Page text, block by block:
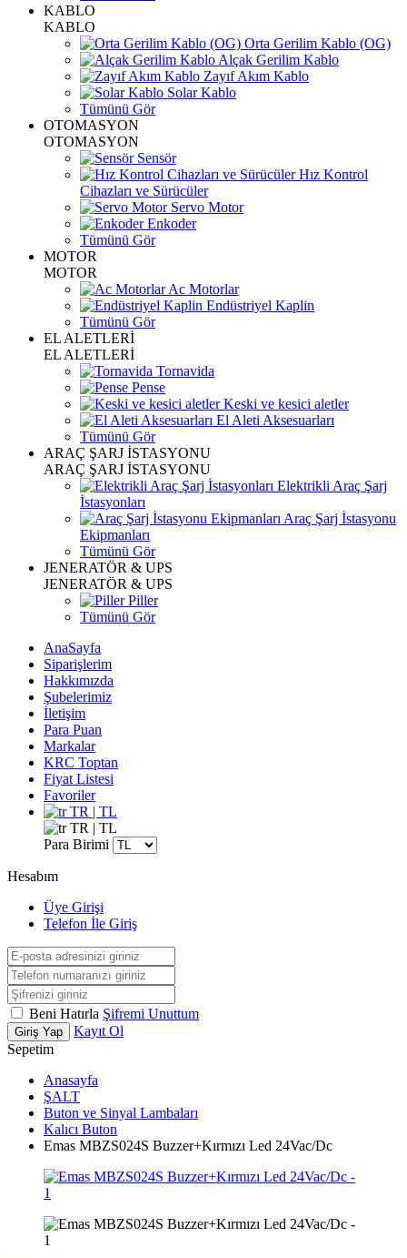
KABLO
KABLO
Orta Gerilim Kablo (OG)
Alçak Gerilim Kablo
Zayıf Akım Kablo
Solar Kablo
Tümünü Gör
OTOMASYON
OTOMASYON
Sensör
Hız Kontrol
Cihazları ve Sürücüler
Servo Motor
Enkoder
Tümünü Gör
MOTOR
MOTOR
Ac Motorlar
Endüstriyel Kaplin
Tümünü Gör
EL ALETLERİ
EL ALETLERİ
Tornavida
Pense
Keski ve kesici aletler
El Aleti Aksesuarları
Tümünü Gör
ARAÇ ŞARJ İSTASYONU
ARAÇ ŞARJ İSTASYONU
Elektrikli Araç Şarj
İstasyonları
Araç Şarj İstasyonu
Ekipmanları
Tümünü Gör
JENERATÖR & UPS
JENERATÖR & UPS
Piller
Tümünü Gör
AnaSayfa
Siparişlerim
Hakkımızda
Şubelerimiz
İletişim
Para Puan
Markalar
KRC Toptan
Fiyat Listesi
Favoriler
TR | TL
TR | TL
Para Birimi
Hesabım
Üye Girişi
Telefon İle Giriş
Beni Hatırla Şifremi Unuttum
Giriş Yap
Kayıt Ol
Sepetim
Anasayfa
ŞALT
Buton ve Sinyal Lambaları
Kalıcı Buton
Emas MBZS024S Buzzer+Kırmızı Led 24Vac/Dc